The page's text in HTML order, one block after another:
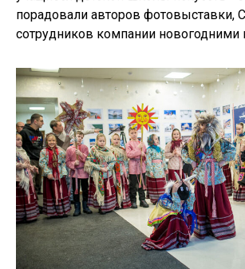
порадовали авторов фотовыставки,
сотрудников компании новогодними